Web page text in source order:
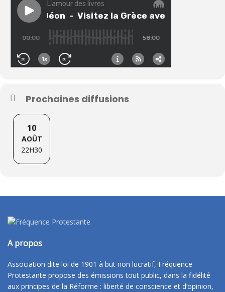
Prochaines diffusions
10
AOÛT
22H30
A propos
Association dite loi de 1901 à but non lucratif, Fréquence
Protestante propose des émissions tout public, dans la fidélité
aux principes de la Réforme : liberté de conscience et d’opinion,